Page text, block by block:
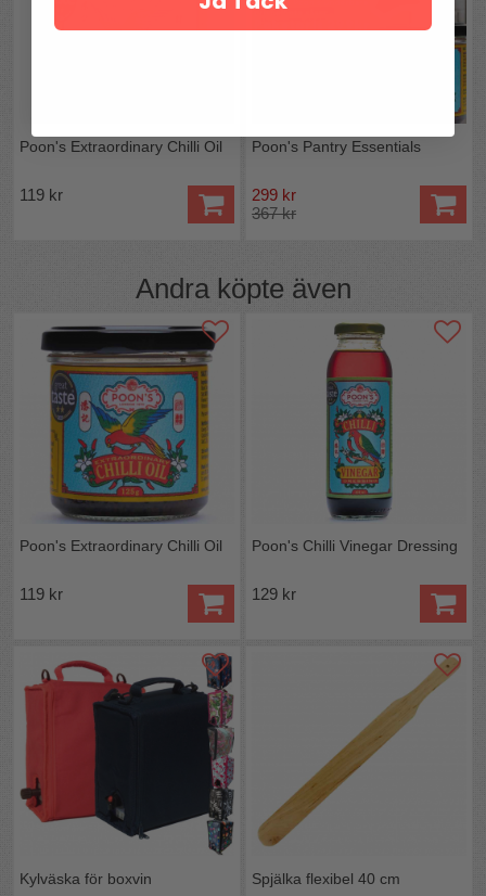
Poon's Extraordinary Chilli Oil
119 kr
Poon's Pantry Essentials
299 kr
367 kr
Andra köpte även
Poon's Extraordinary Chilli Oil
119 kr
Poon's Chilli Vinegar Dressing
129 kr
Kylväska för boxvin Spjälka flexibel 40 cm